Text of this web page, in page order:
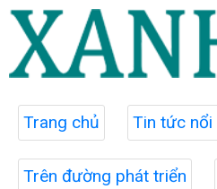
Trang chủ Tin tức nổi
Trên đường phát triển